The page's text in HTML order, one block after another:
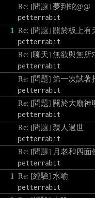
Re: [問題] 夢到蛇@@
petterrabit
1 Re: [問題] 關於板上有
petterrabit
Re: [聊天] 無欲與無所
petterrabit
Re: [問題] 第一次試著
petterrabit
Re: [問題] 關於大廟神
petterrabit
Re: [問題] 親人過世
petterrabit
Re: [問題] 月老和四面
petterrabit
1
Re: [經驗] 水喻
petterrabit